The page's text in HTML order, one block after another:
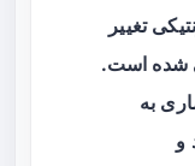
تغییر
شده است.
به
و